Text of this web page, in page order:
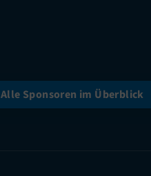
Alle Sponsoren im Überblick